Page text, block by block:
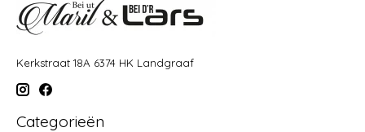
Kerkstraat 18A 6374 HK Landgraaf
Categorieën